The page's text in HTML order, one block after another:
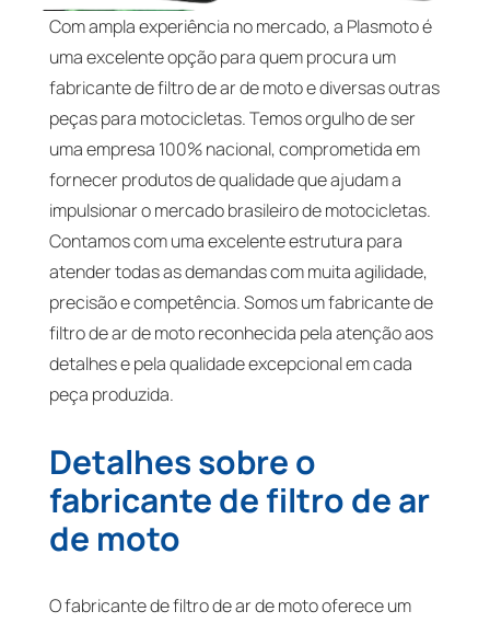
Com ampla experiência no mercado, a Plasmoto é
uma excelente opção para quem procura um
fabricante de filtro de ar de moto e diversas outras
peças para motocicletas. Temos orgulho de ser
uma empresa 100% nacional, comprometida em
fornecer produtos de qualidade que ajudam a
impulsionar o mercado brasileiro de motocicletas.
Contamos com uma excelente estrutura para
atender todas as demandas com muita agilidade,
precisão e competência. Somos um fabricante de
filtro de ar de moto reconhecida pela atenção aos
detalhes e pela qualidade excepcional em cada
peça produzida.
Detalhes sobre o
fabricante de filtro de ar
de moto
O fabricante de filtro de ar de moto oferece um